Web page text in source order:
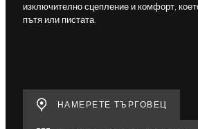
изключително сцепление и комфорт,
пътя или пистата.
НАМЕРЕТЕ ТЪРГОВЕЦ